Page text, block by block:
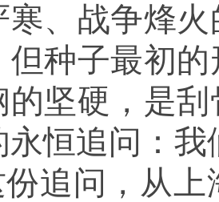
寒、战争烽
但种子最初
的坚硬，是
永恒追问：
份追问，从